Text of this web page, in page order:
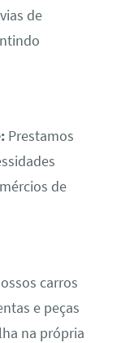
de
Prestamos
de
carros
e peças
na própria